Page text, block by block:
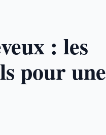
: les
pour une